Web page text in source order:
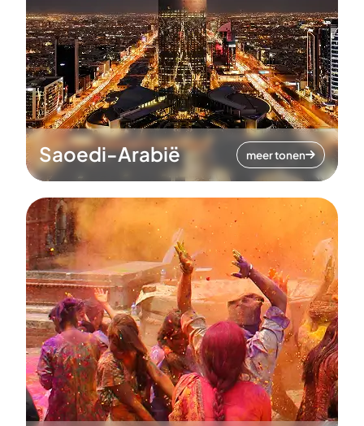
Saoedi-Arabië meer tonen